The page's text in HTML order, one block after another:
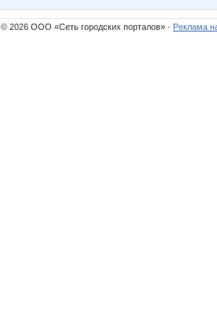
© 2026 ООО «Сеть городских порталов» · Реклама